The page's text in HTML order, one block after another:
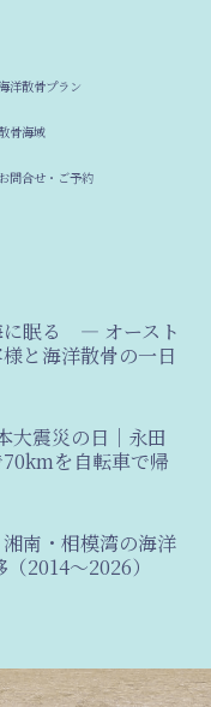
海洋散骨プラン
骨海域
問合せ・ご予約
に眠る ― オースト
と海洋散骨の一日
大震災の日｜永田
を自転車で帰
南・相模湾の海洋
2014〜2026）